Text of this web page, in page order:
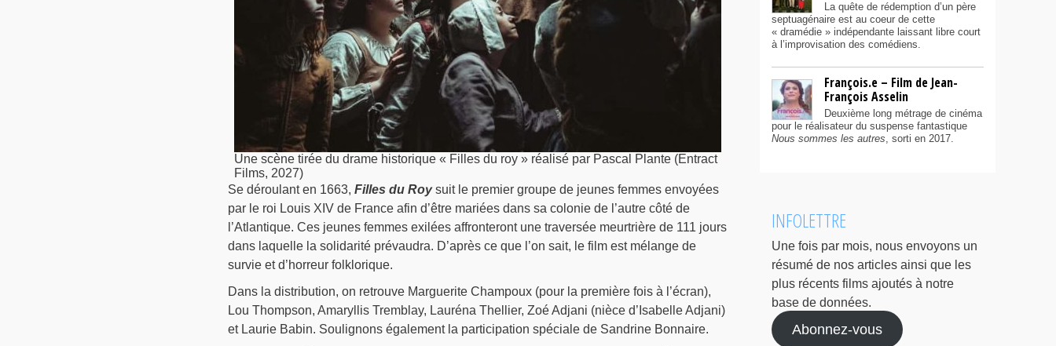
Une scène tirée du drame historique « Filles du roy » réalisé par Pascal Plante (Entract
Films, 2027)
Se déroulant en 1663, Filles du Roysuit le premier groupe de jeunes femmes envoyées
par le roi Louis XIV de France afin d’être mariées dans sa colonie de l’autre côté de
l’Atlantique. Ces jeunes femmes exilées affronteront une traversée meurtrière de 111 jours
dans laquelle la solidarité prévaudra. D’après ce que l’on sait, le film est mélange de
survie et d’horreur folklorique.
Dans la distribution, on retrouve Marguerite Champoux (pour la première fois à l’écran),
Lou Thompson, Amaryllis Tremblay, Lauréna Thellier, Zoé Adjani (nièce d’Isabelle Adjani)
et Laurie Babin. Soulignons également la participation spéciale de Sandrine Bonnaire.
La quête de rédemption d’un père
septuagénaire est au coeur de cette
« dramédie » indépendante laissant libre court
à l’improvisation des comédiens.
François.e – Film de Jean-
François Asselin
Deuxième long métrage de cinéma
pour le réalisateur du suspense fantastique
Nous sommes les autres, sorti en 2017.
INFOLETTRE
Une fois par mois, nous envoyons un
résumé de nos articles ainsi que les
plus récents films ajoutés à notre
base de données.
Abonnez-vous